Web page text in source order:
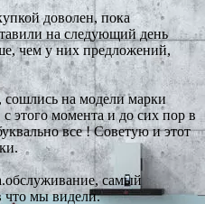
доволен, пока
на следующий день
чем у них предложений,
на модели марки
с этого момента и до сих пор в
все ! Советую и этот
самый
что мы видели.